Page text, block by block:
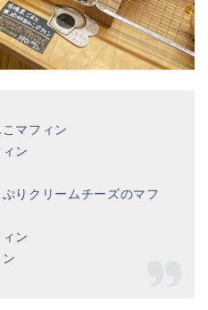
マフィン
ン
りクリームチーズのマフ
ン